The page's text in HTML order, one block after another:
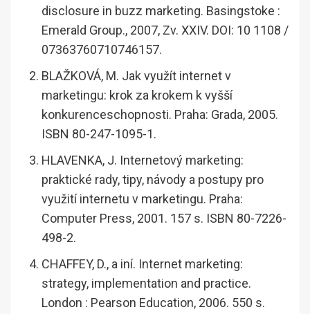
disclosure in buzz marketing. Basingstoke :
Emerald Group., 2007, Zv. XXIV. DOI: 10 1108 /
07363760710746157.
BLAŽKOVÁ, M. Jak využít internet v
marketingu: krok za krokem k vyšší
konkurenceschopnosti. Praha: Grada, 2005.
ISBN 80-247-1095-1.
HLAVENKA, J. Internetový marketing:
praktické rady, tipy, návody a postupy pro
využití internetu v marketingu. Praha:
Computer Press, 2001. 157 s. ISBN 80-7226-
498-2.
CHAFFEY, D., a iní. Internet marketing:
strategy, implementation and practice.
London : Pearson Education, 2006. 550 s.